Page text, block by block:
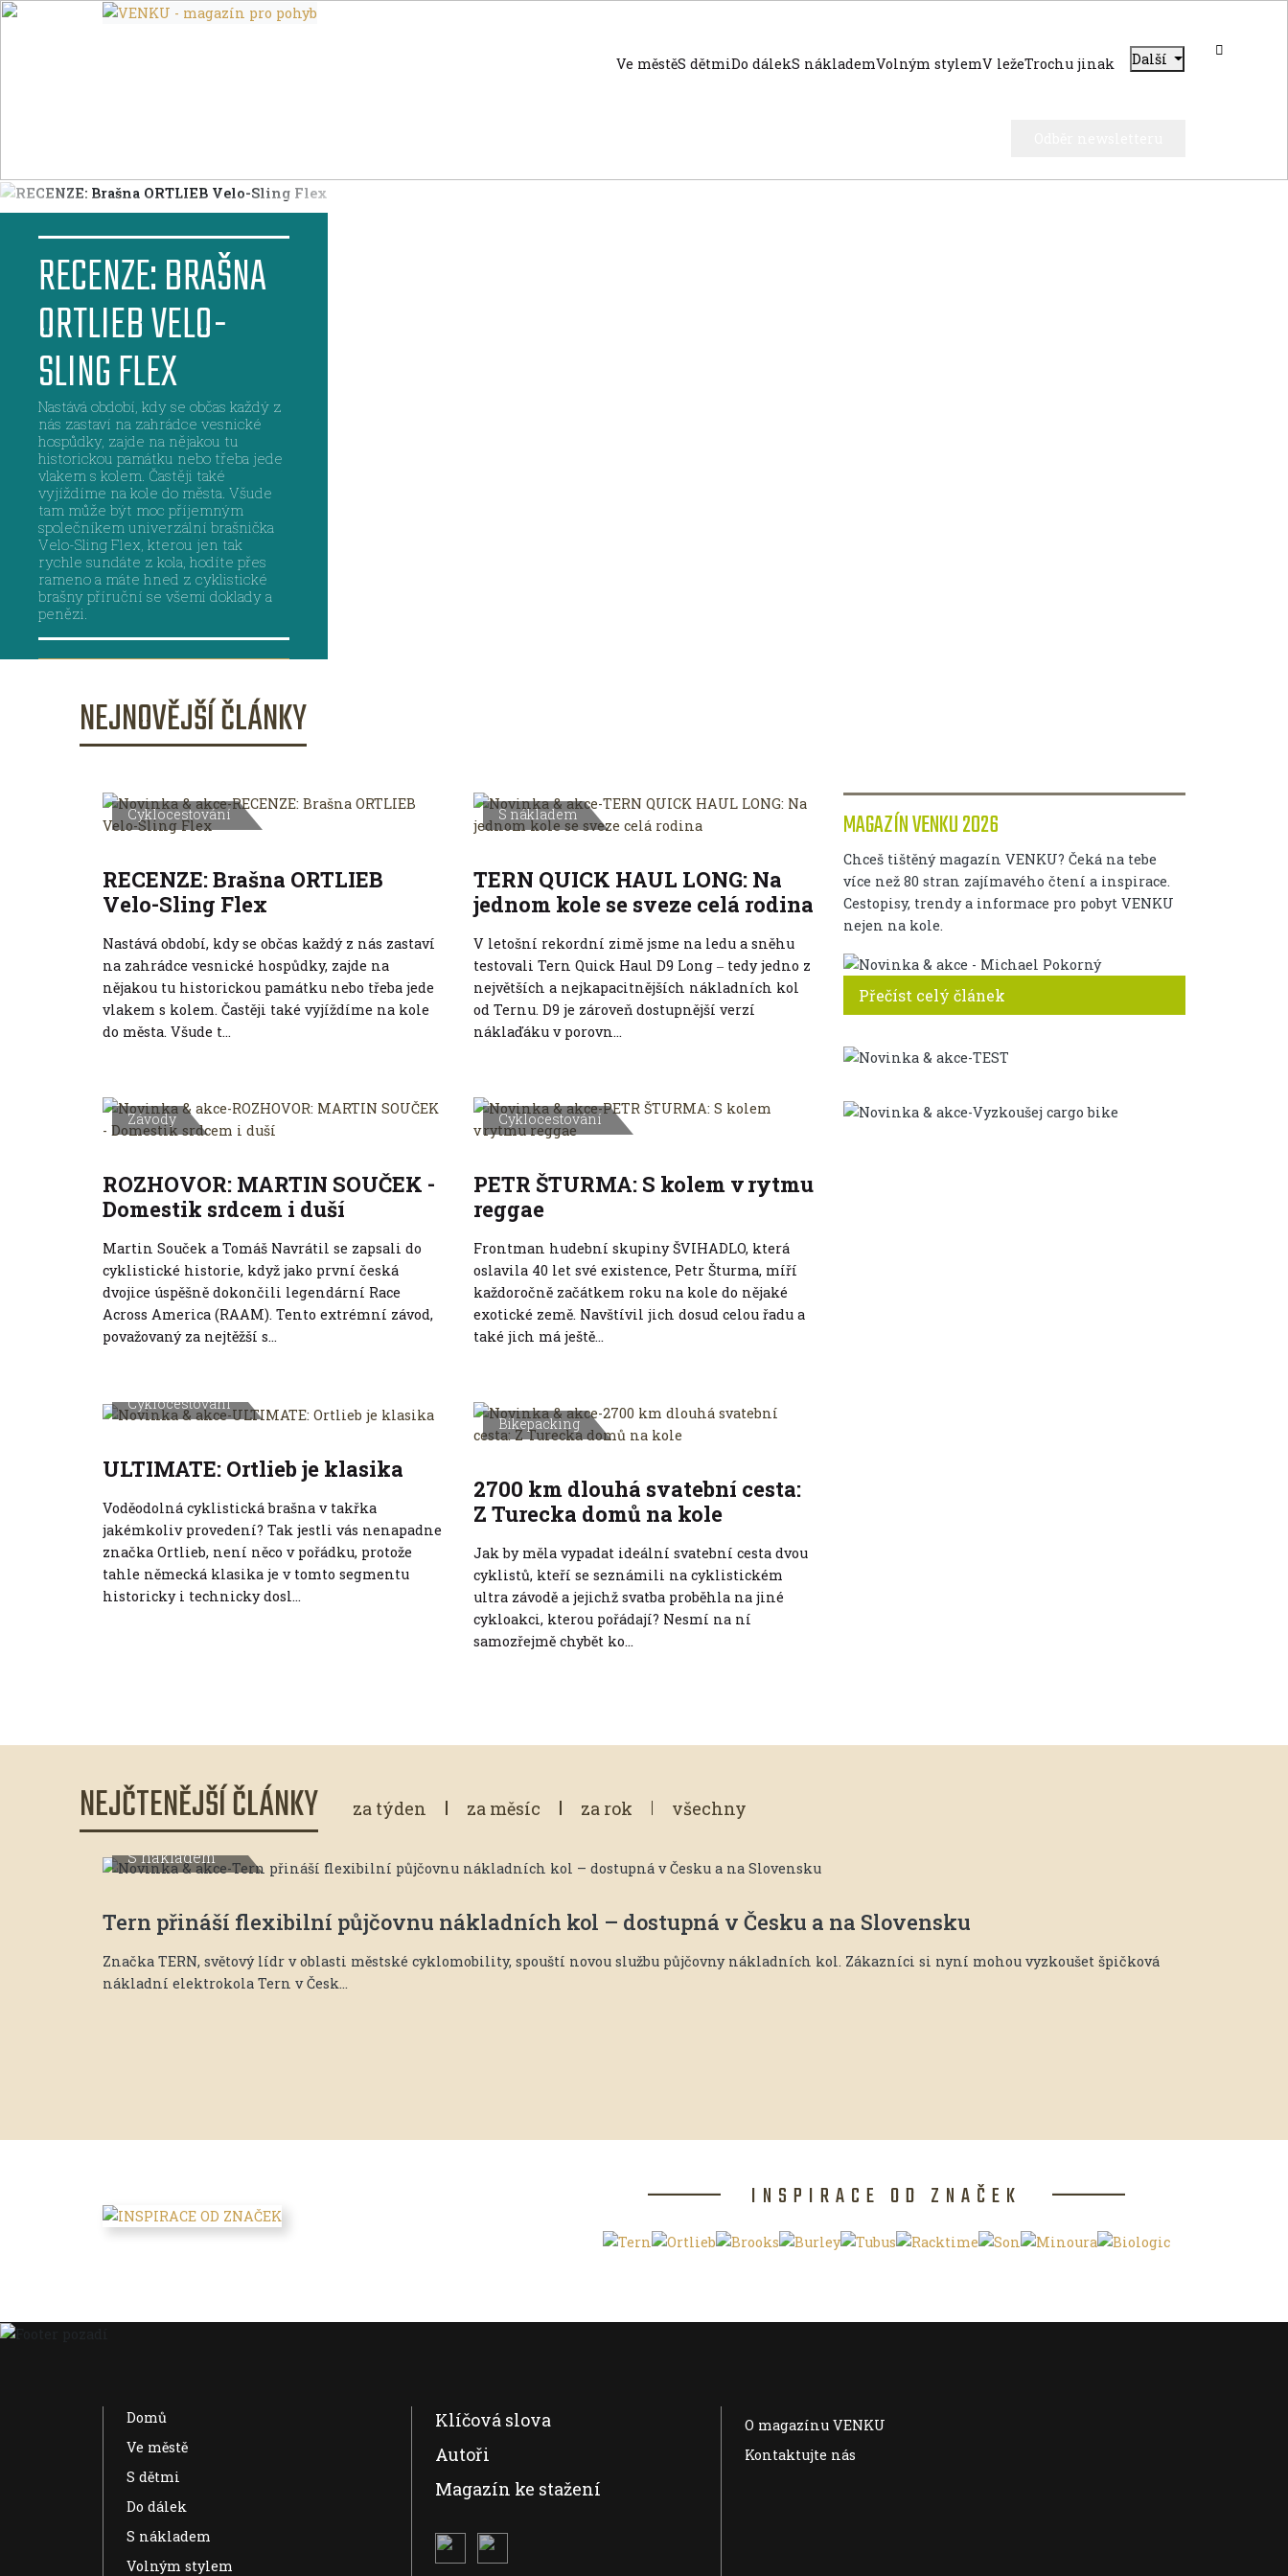
Ve městěS dětmiDo dálekS náklademVolným stylemV ležeTrochu jinak Další
RECENZE: BRAŠNA
ORTLIEB VELO-
SLING FLEX
Nastává období, kdy se občas každý z
nás zastaví na zahrádce vesnické
hospůdky, zajde na nějakou tu
historickou památku nebo třeba jede
vlakem s kolem. Častěji také
vyjíždíme na kole do města. Všude
tam může být moc příjemným
společníkem univerzální brašnička
Velo-Sling Flex, kterou jen tak
rychle sundáte z kola, hodíte přes
rameno a máte hned z cyklistické
brašny příruční se všemi doklady a
penězi.
NEJNOVĚJŠÍ ČLÁNKY
Cyklocestování
RECENZE: Brašna ORTLIEB
Velo-Sling Flex
Nastává období, kdy se občas každý z nás zastaví
na zahrádce vesnické hospůdky, zajde na
nějakou tu historickou památku nebo třeba jede
vlakem s kolem. Častěji také vyjíždíme na kole
do města. Všude t...
S nákladem
TERN QUICK HAUL LONG: Na
jednom kole se sveze celá rodina
V letošní rekordní zimě jsme na ledu a sněhu
testovali Tern Quick Haul D9 Long ‒ tedy jedno z
největších a nejkapacitnějších nákladních kol
od Ternu. D9 je zároveň dostupnější verzí
náklaďáku v porovn...
Závody
ROZHOVOR: MARTIN SOUČEK -
Domestik srdcem i duší
Martin Souček a Tomáš Navrátil se zapsali do
cyklistické historie, když jako první česká
dvojice úspěšně dokončili legendární Race
Across America (RAAM). Tento extrémní závod,
považovaný za nejtěžší s...
Cyklocestování
PETR ŠTURMA: S kolem v rytmu
reggae
Frontman hudební skupiny ŠVIHADLO, která
oslavila 40 let své existence, Petr Šturma, míří
každoročně začátkem roku na kole do nějaké
exotické země. Navštívil jich dosud celou řadu a
také jich má ještě...
Cyklocestování
ULTIMATE: Ortlieb je klasika
Voděodolná cyklistická brašna v takřka
jakémkoliv provedení? Tak jestli vás nenapadne
značka Ortlieb, není něco v pořádku, protože
tahle německá klasika je v tomto segmentu
historicky i technicky dosl...
Bikepacking
2700 km dlouhá svatební cesta:
Z Turecka domů na kole
Jak by měla vypadat ideální svatební cesta dvou
cyklistů, kteří se seznámili na cyklistickém
ultra závodě a jejichž svatba proběhla na jiné
cykloakci, kterou pořádají? Nesmí na ní
samozřejmě chybět ko...
MAGAZÍN VENKU 2026
Chceš tištěný magazín VENKU? Čeká na tebe
více než 80 stran zajímavého čtení a inspirace.
Cestopisy, trendy a informace pro pobyt VENKU
nejen na kole.
Přečíst celý článek
TEST
VYZKOUŠEJ CARGO BIKE
NEJČTENĚJŠÍ ČLÁNKY za týden za měsíc za rok všechny
S nákladem
Tern přináší flexibilní půjčovnu nákladních kol – dostupná v Česku a na Slovensku
Značka TERN, světový lídr v oblasti městské cyklomobility, spouští novou službu půjčovny nákladních kol. Zákazníci si nyní mohou vyzkoušet špičková
nákladní elektrokola Tern v Česk...
INSPIRACE OD ZNAČEK
Domů
Ve městě
S dětmi
Do dálek
S nákladem
Volným stylem
Klíčová slova
Autoři
Magazín ke stažení
O magazínu VENKU
Kontaktujte nás